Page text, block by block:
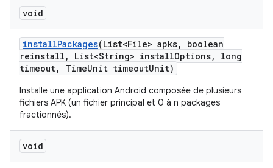
void
installPackages(List<File> apks,
boolean
reinstall , List<String> installOptions,
long
timeout, TimeUnit timeoutUnit)
Installe une application Android composée de plusieurs
fichiers APK (un fichier principal et 0 à n packages
fractionnés).
void